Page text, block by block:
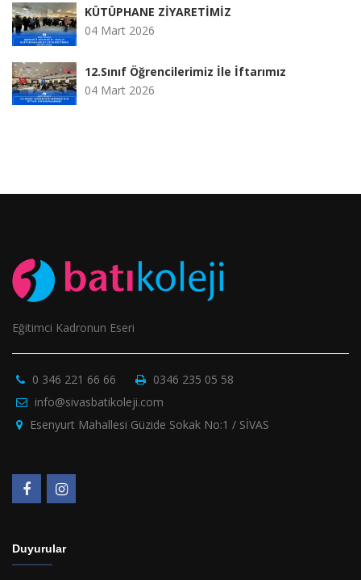
KÜTÜPHANE ZİYARETİMİZ
04 Mart 2026
12.Sınıf Öğrencilerimiz İle İftarımız
04 Mart 2026
Eğitimci Kadronun Eseri
0 346 221 66 66
0346 235 05 58
info@sivasbatikoleji.com
Esenyurt Mahallesi Güzide Sokak No:1 / SİVAS
Duyurular